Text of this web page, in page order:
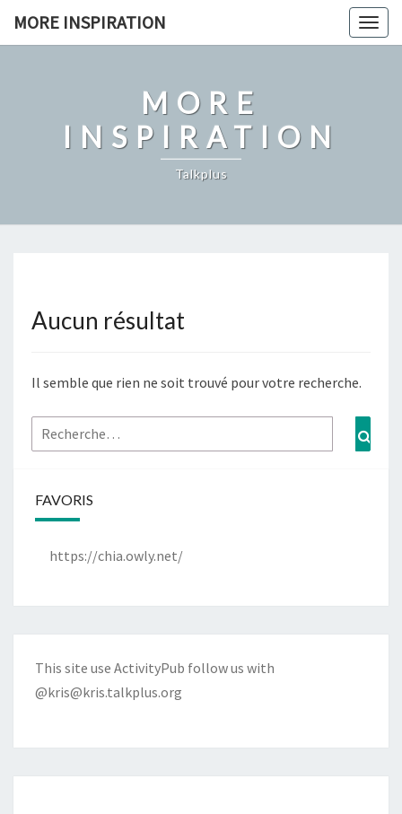
MORE INSPIRATION
MORE
INSPIRATION
Talkplus
Aucun
Aucun résultat
Il semble que rien ne soit trouvé pour votre recherche.
Rechercher :
FAVORIS
https://chia.owly.net/
This site use ActivityPub follow us with
@kris@kris.talkplus.org